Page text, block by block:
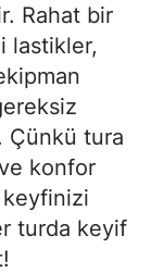
Rahat bir
lastikler,
Çünkü tura
ve konfor
keyfinizi
turda keyif